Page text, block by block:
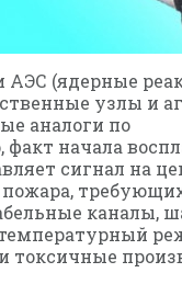
АЭС (ядерные
узлы и
аналоги по
начала
сигнал на
пожара,
каналы,
токсичные